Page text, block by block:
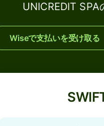
UNICREDIT
Wiseで支払いを受け取る